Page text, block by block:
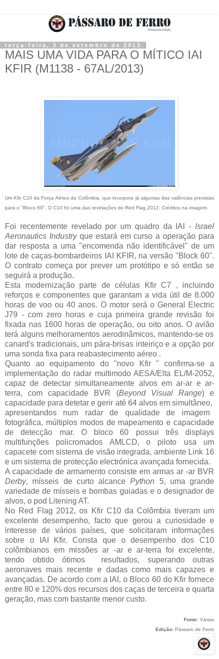
terça-feira, 3 de setembro de 2013
MAIS UMA VIDA PARA O MÍTICO IAI
KFIR (M1138 - 67AL/2013)
Um Kfir C10 da Força Aérea da Colômbia, que incorpora já algumas das valências previstas
para o "Bloco 60". O C10 foi uma das revelações do Red Flag 2012. Créditos na imagem.
Foi recentemente revelado por um quadro da IAI - Israel
Aeronautics Industryque estará em curso a operação para
dar resposta a uma "encomenda não identificável" de um
lote de caças-bombardeiros IAI KFIR, na versão "Block 60".
O contrato começa por prever um protótipo e só então se
seguirá a produção.
Esta modernização parte de células Kfir C7 , incluindo
reforços e componentes que garantam a vida útil de 8.000
horas de voo ou 40 anos. O motor será o General Electric
J79 - com zero horas e cuja primeira grande revisão foi
fixada nas 1600 horas de operação, ou oito anos. O avião
terá alguns melhoramentos aerodinâmicos, mantendo-se os
canard's tradicionais, um pára-brisas inteiriço e a opção por
uma sonda fixa para reabastecimento aéreo .
Quanto ao equipamento do "novo Kfir " confirma-se a
implementação do radar multimodo AESA/Elta EL/M-2052,
capaz de detectar simultaneamente alvos em ar-ar e ar-
terra, com capacidade BVR (Beyond Visual Range) e
capacidade para detetar e gerir até 64 alvos em simultâneo,
apresentandos num radar de qualidade de imagem
fotográfica, múltiplos modos de mapeamento e capacidade
de detecção mar. O bloco 60 possui três displays
multifunções policromados AMLCD, o piloto usa um
capacete com sistema de visão integrada, ambiente Link 16
e um sistema de protecção electrónica avançada fornecida.
A capacidade de armamento consiste em armas ar -ar BVR
Derby, mísseis de curto alcancePython 5, uma grande
variedade de mísseis e bombas guiadas e o designador de
alvos, o pod Litening AT.
No Red Flag 2012, os Kfir C10 da Colômbia tiveram um
excelente desempenho, facto que gerou a curiosidade e
interesse de vários países, que solicitaram informações
sobre o IAI Kfir.Consta que o desempenho dos C10
colômbianos em missões ar -ar e ar-terra foi excelente,
tendo obtido ótimos resultados, superando outras
aeronaves mais recente e dadas como mais capazes e
avançadas. De acordo com a IAI, o Bloco 60 do Kfir fornece
entre 80 e 120% dos recursos dos caças de terceira e quarta
geração, mas com bastante menor custo.
Fonte: Várias
Edição: Pássaro de Ferro